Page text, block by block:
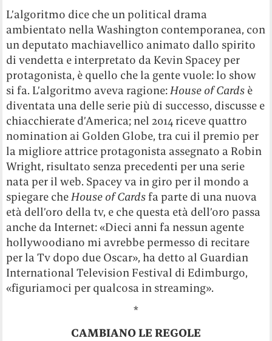
L’algoritmo dice che un political drama
ambientato nella Washington contemporanea, con
un deputato machiavellico animato dallo spirito
di vendetta e interpretato da Kevin Spacey per
protagonista, è quello che la gente vuole: lo show
si fa. L’algoritmo aveva ragione:House of Cards è
diventata una delle serie più di successo, discusse e
chiacchierate d’America; nel 2014 riceve quattro
nomination ai Golden Globe, tra cui il premio per
la migliore attrice protagonista assegnato a Robin
Wright, risultato senza precedenti per una serie
nata per il web. Spacey va in giro per il mondo a
spiegare cheHouse of Cardsfa parte di una nuova
età dell’oro della tv, e che questa età dell’oro passa
anche da Internet: «Dieci anni fa nessun agente
hollywoodiano mi avrebbe permesso di recitare
per la Tv dopo due Oscar», ha detto al Guardian
International Television Festival di Edimburgo,
«figuriamoci per qualcosa in streaming».
*
CAMBIANO LE REGOLE